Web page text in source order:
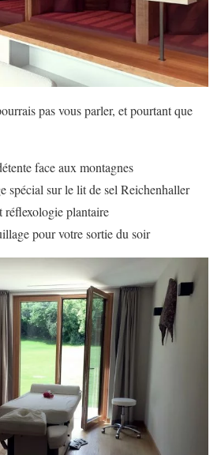
pas vous parler, et pourtant que
face aux montagnes
spécial sur le lit de sel Reichenhaller
réflexologie plantaire
pour votre sortie du soir